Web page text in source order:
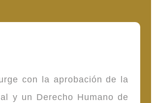
con la aprobación de la
y un Derecho Humano de